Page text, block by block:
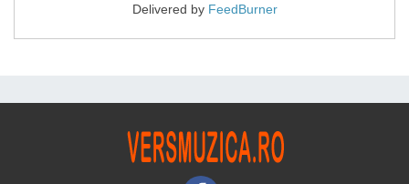
Delivered by FeedBurner